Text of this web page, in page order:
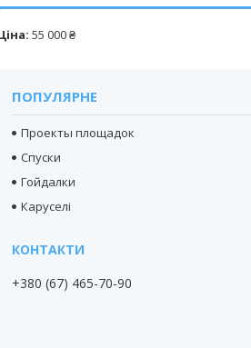
55 000 ₴
ПОПУЛЯРНЕ
Проекты площадок
Спуски
Гойдалки
Каруселі
+380 (67) 465-70-90